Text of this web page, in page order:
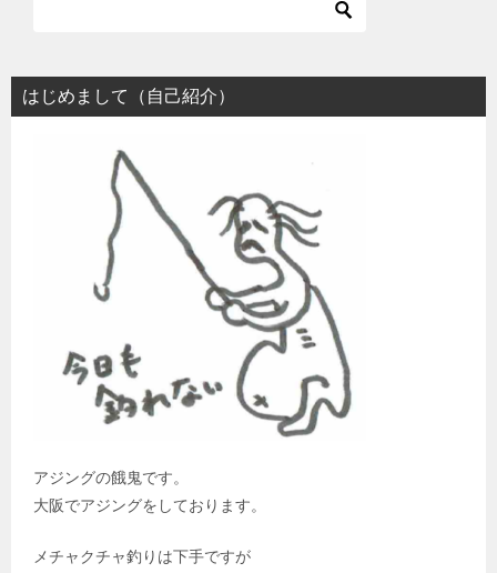
はじめまして（自己紹介）
アジングの餓鬼です。
大阪でアジングをしております。
メチャクチャ釣りは下手ですが